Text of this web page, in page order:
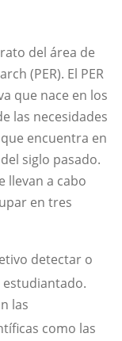
del área de
(PER). El PER
que nace en los
las necesidades
encuentra en
siglo pasado.
llevan a cabo
en tres
detectar o
las
como las